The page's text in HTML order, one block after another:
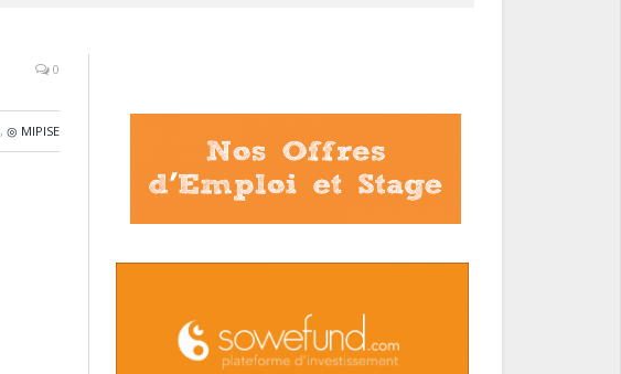
0
, ◎ MIPISE